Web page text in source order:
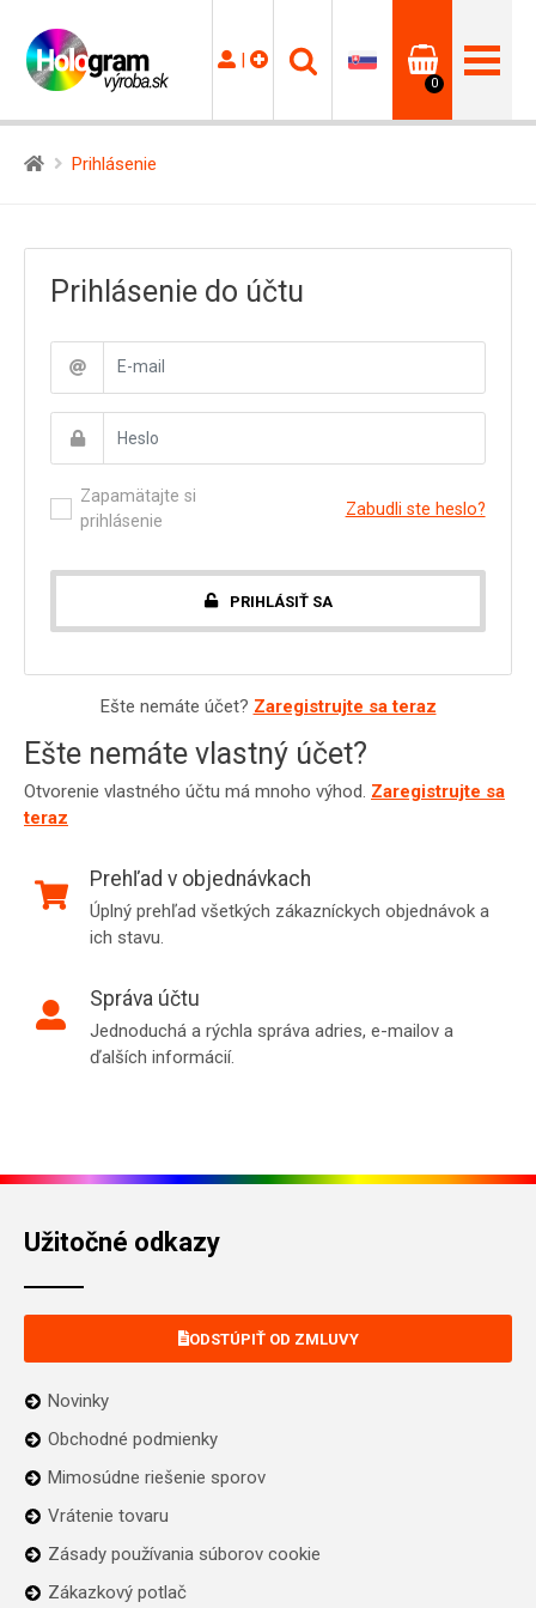
|
0
Prihlásenie
Prihlásenie do účtu
Zapamätajte si
prihlásenie
Zabudli ste heslo?
PRIHLÁSIŤ SA
Ešte nemáte účet? Zaregistrujte sa teraz
Ešte nemáte vlastný účet?
Otvorenie vlastného účtu má mnoho výhod. Zaregistrujte sa
teraz
Prehľad v objednávkach
Úplný prehľad všetkých zákazníckych objednávok a
ich stavu.
Správa účtu
Jednoduchá a rýchla správa adries, e-mailov a
ďalších informácií.
Užitočné odkazy
ODSTÚPIŤ OD ZMLUVY
Novinky
Obchodné podmienky
Mimosúdne riešenie sporov
Vrátenie tovaru
Zásady používania súborov cookie
Zákazkový potlač